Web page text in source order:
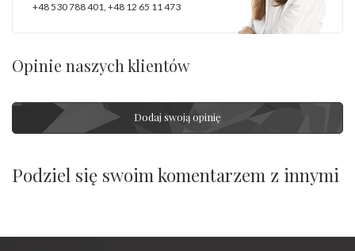
+48 530 788 401 +48 12 65 11 473
Opinie naszych klientów
Dodaj swoją opinię
Podziel się swoim komentarzem z innymi